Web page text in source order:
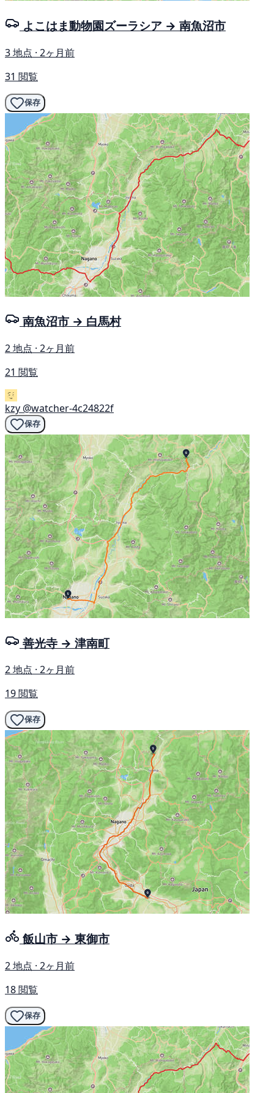
よこはま動物園ズーラシア → 南魚沼市
3 地点 · 2ヶ月前
31 閲覧
保存
南魚沼市 → 白馬村
2 地点 · 2ヶ月前
21 閲覧
kzy @watcher-4c24822f
保存
善光寺 → 津南町
2 地点 · 2ヶ月前
19 閲覧
保存
飯山市 → 東御市
2 地点 · 2ヶ月前
18 閲覧
保存